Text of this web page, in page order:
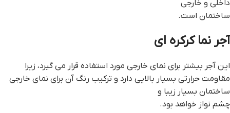
داخلی و خارجی
ساختمان است.
آجر نما کرکره ای
این آجر بیشتر برای نمای خارجی مورد استفاده قرار می گیرد، زیرا
مقاومت حرارتی بسیار بالایی دارد و ترکیب رنگ آن برای نمای خارجی
ساختمان بسیار زیبا و
چشم نواز خواهد بود.